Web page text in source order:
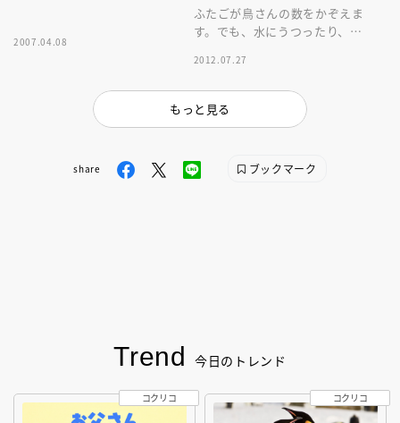
2007.04.08
ふたごが鳥さんの数をかぞえま
す。でも、水にうつったり、た
ごのしろくまと母ぐまの愛らし
2012.07.27
もっと見る
share ブックマーク
Trend 今日のトレンド
コクリコ コクリコ